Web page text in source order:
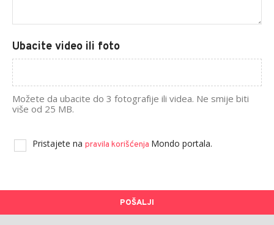
Ubacite video ili foto
Možete da ubacite do 3 fotografije ili videa. Ne smije biti
više od 25 MB.
Pristajete na pravila korišćenja Mondo portala.
POŠALJI